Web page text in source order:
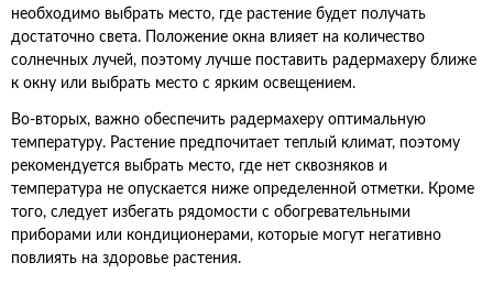
необходимо выбрать место, где растение будет получать
достаточно света. Положение окна влияет на количество
солнечных лучей, поэтому лучше поставить радермахеру ближе
к окну или выбрать место с ярким освещением.
Во-вторых, важно обеспечить радермахеру оптимальную
температуру. Растение предпочитает теплый климат, поэтому
рекомендуется выбрать место, где нет сквозняков и
температура не опускается ниже определенной отметки. Кроме
того, следует избегать рядомости с обогревательными
приборами или кондиционерами, которые могут негативно
повлиять на здоровье растения.